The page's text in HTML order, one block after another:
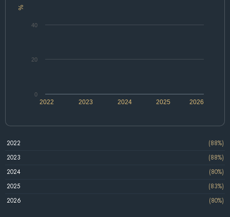
%
2022 2024 2026
2023 2025
0
20
40
2022
(88%)
2023
(88%)
2024
(80%)
2025
(83%)
2026
(80%)